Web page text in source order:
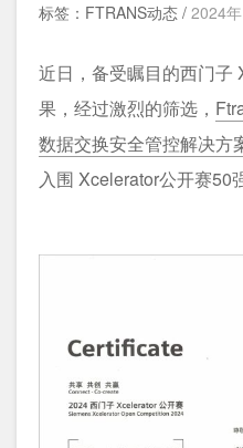
标签：FTRANS动态 / 2024
近日，备受瞩目的西门子
果，经过激烈的筛选，
数据交换安全管控解决方
入围 Xcelerator公开赛50